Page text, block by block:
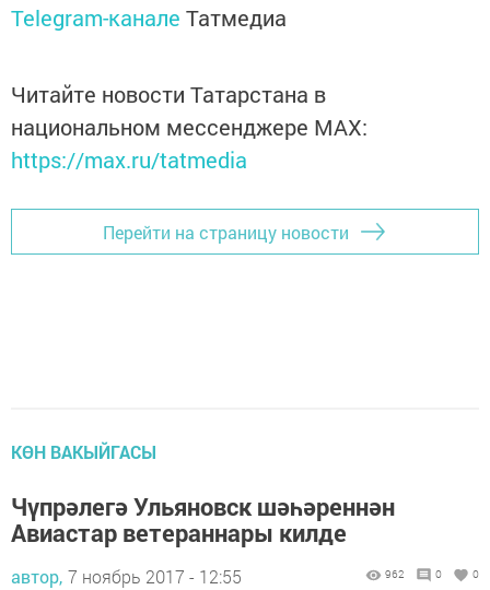
Telegram-канале Татмедиа
Читайте новости Татарстана в
национальном мессенджере MАХ:
https://max.ru/tatmedia
Перейти на страницу новости
КӨН ВАКЫЙГАСЫ
Чүпрәлегә Ульяновск шәһәреннән
Авиастар ветераннары килде
автор, 7 ноябрь 2017 - 12:55 962 0 0